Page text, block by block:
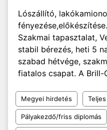
Lószállító,
Szakmai tapasztalat,
stabil bérezés, heti 5
szabad hétvége,
fiatalos csapat. A Brill-
Megyei hirdetés
Pályakezdő/friss diplomás